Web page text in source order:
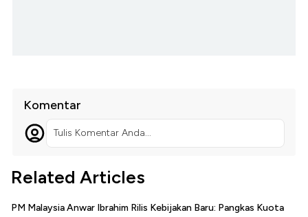
Komentar
Tulis Komentar Anda...
Related Articles
PM Malaysia Anwar Ibrahim Rilis Kebijakan Baru: Pangkas Kuota